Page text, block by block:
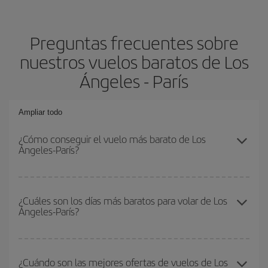
Preguntas frecuentes sobre
nuestros vuelos baratos de Los
Ángeles - París
Ampliar todo
¿Cómo conseguir el vuelo más barato de Los
Ángeles-París?
conseguir el vuelo más barato si evitas temporadas altas,
compras con antelación y puedes ser flexible con las fechas y
¿Cuáles son los días más baratos para volar de Los
Ángeles-París?
que empezar una consulta en nuestro
buscador de vuelos
¿Cuándo son las mejores ofertas de vuelos de Los